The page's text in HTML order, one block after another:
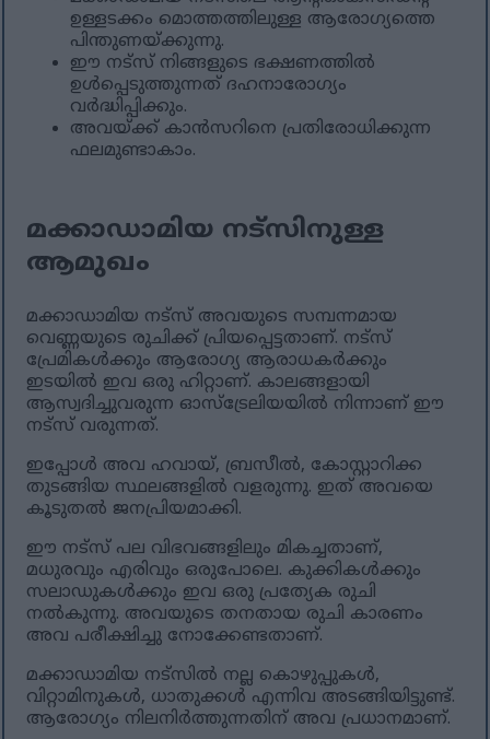
ഉള്ളടക്കം മൊത്തത്തിലുള്ള ആരോഗ്യത്തെ
പിന്തുണയ്ക്കുന്നു.
ഈ നട്‌സ് നിങ്ങളുടെ ഭക്ഷണത്തിൽ
ഉൾപ്പെടുത്തുന്നത് ദഹനാരോഗ്യം
വർദ്ധിപ്പിക്കും.
അവയ്ക്ക് കാൻസറിനെ പ്രതിരോധിക്കുന്ന
ഫലമുണ്ടാകാം.
മക്കാഡാമിയ നട്സിനുള്ള
ആമുഖം
മക്കാഡാമിയ നട്‌സ് അവയുടെ സമ്പന്നമായ
വെണ്ണയുടെ രുചിക്ക് പ്രിയപ്പെട്ടതാണ്. നട്‌സ്
പ്രേമികൾക്കും ആരോഗ്യ ആരാധകർക്കും
ഇടയിൽ ഇവ ഒരു ഹിറ്റാണ്. കാലങ്ങളായി
ആസ്വദിച്ചുവരുന്ന ഓസ്‌ട്രേലിയയിൽ നിന്നാണ് ഈ
നട്‌സ് വരുന്നത്.
ഇപ്പോൾ അവ ഹവായ്, ബ്രസീൽ, കോസ്റ്റാറിക്ക
തുടങ്ങിയ സ്ഥലങ്ങളിൽ വളരുന്നു. ഇത് അവയെ
കൂടുതൽ ജനപ്രിയമാക്കി.
ഈ നട്സ് പല വിഭവങ്ങളിലും മികച്ചതാണ്,
മധുരവും എരിവും ഒരുപോലെ. കുക്കികൾക്കും
സലാഡുകൾക്കും ഇവ ഒരു പ്രത്യേക രുചി
നൽകുന്നു. അവയുടെ തനതായ രുചി കാരണം
അവ പരീക്ഷിച്ചു നോക്കേണ്ടതാണ്.
മക്കാഡാമിയ നട്‌സിൽ നല്ല കൊഴുപ്പുകൾ,
വിറ്റാമിനുകൾ, ധാതുക്കൾ എന്നിവ അടങ്ങിയിട്ടുണ്ട്.
ആരോഗ്യം നിലനിർത്തുന്നതിന് അവ പ്രധാനമാണ്.